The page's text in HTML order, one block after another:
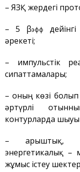
– ЯЗҚ жердегі
– 5 βэфф
әрекеті;
– импульстік
сипаттамалары;
– оның көзі
әртүрлі
контурларда
– ғарыштық,
энергетикалық –
жұмыс істеу